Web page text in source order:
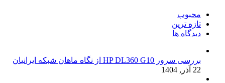
محبوب
تازه ترین
دیدگاه ها
بررسی سرور HP DL360 G10 از نگاه ماهان شبکه ایرانیان
22 آذر, 1404